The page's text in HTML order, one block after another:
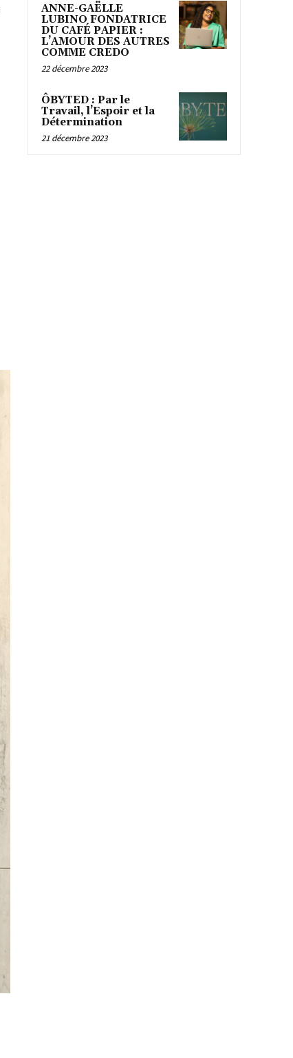
ANNE-GAËLLE
LUBINO FONDATRICE
DU CAFÉ PAPIER :
L’AMOUR DES AUTRES
COMME CREDO
22 décembre 2023
ÔBYTED : Par le
Travail, l’Espoir et la
Détermination
21 décembre 2023